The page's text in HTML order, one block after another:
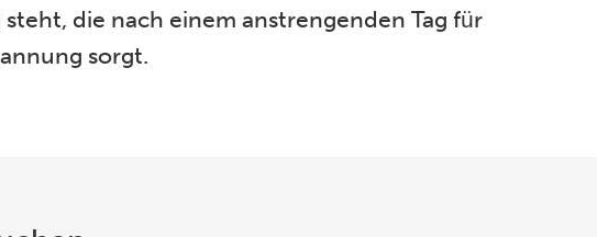
die nach einem anstrengenden Tag für
sorgt.